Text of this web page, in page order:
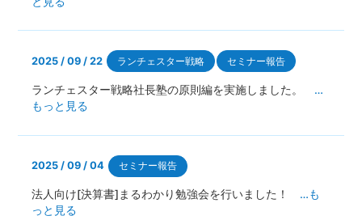
2025 / 09 / 22 ランチェスター戦略 セミナー報告
ランチェスター戦略社長塾の原則編を実施しました。 …
もっと見る
2025 / 09 / 04 セミナー報告
法人向け[決算書]まるわかり勉強会を行いました！ …も
っと見る